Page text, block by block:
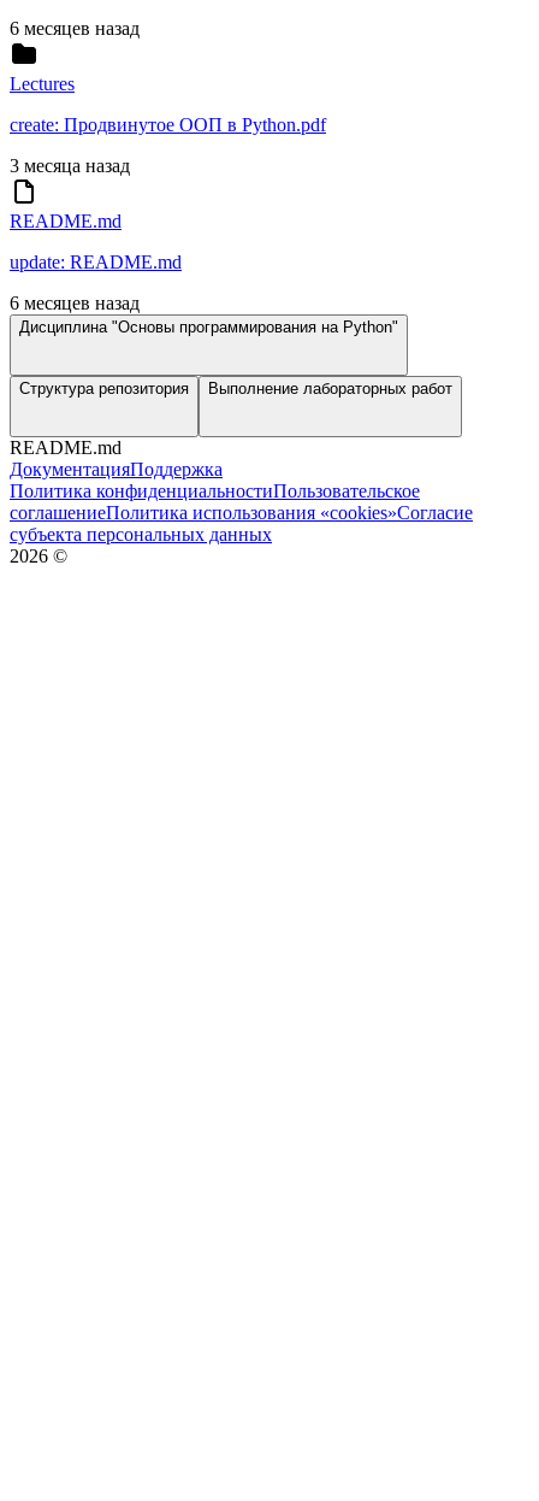
6 месяцев назад
Lectures
create: Продвинутое ООП в Python.pdf
3 месяца назад
README.md
update: README.md
6 месяцев назад
Дисциплина "Основы программирования на Python"
Структура репозитория Выполнение лабораторных работ
README.md
ДокументацияПоддержка
Политика конфиденциальностиПользовательское
соглашениеПолитика использования «cookies»Согласие
субъекта персональных данных
2026 ©